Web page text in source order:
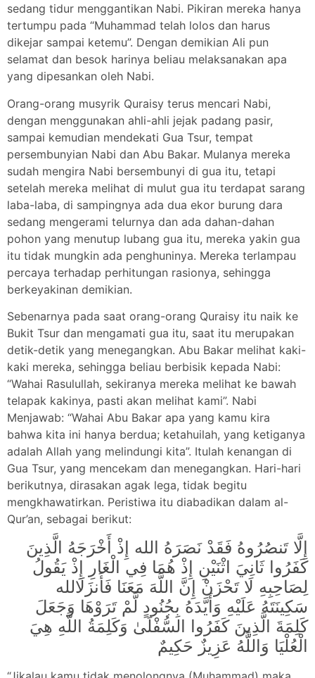
sedang tidur menggantikan Nabi. Pikiran mereka hanya
tertumpu pada “Muhammad telah lolos dan harus
dikejar sampai ketemu”. Dengan demikian Ali pun
selamat dan besok harinya beliau melaksanakan apa
yang dipesankan oleh Nabi.
Orang-orang musyrik Quraisy terus mencari Nabi,
dengan menggunakan ahli-ahli jejak padang pasir,
sampai kemudian mendekati Gua Tsur, tempat
persembunyian Nabi dan Abu Bakar. Mulanya mereka
sudah mengira Nabi bersembunyi di gua itu, tetapi
setelah mereka melihat di mulut gua itu terdapat sarang
laba-laba, di sampingnya ada dua ekor burung dara
sedang mengerami telurnya dan ada dahan-dahan
pohon yang menutup lubang gua itu, mereka yakin gua
itu tidak mungkin ada penghuninya. Mereka terlampau
percaya terhadap perhitungan rasionya, sehingga
berkeyakinan demikian.
Sebenarnya pada saat orang-orang Quraisy itu naik ke
Bukit Tsur dan mengamati gua itu, saat itu merupakan
detik-detik yang menegangkan. Abu Bakar melihat kaki-
kaki mereka, sehingga beliau berbisik kepada Nabi:
“Wahai Rasulullah, sekiranya mereka melihat ke bawah
telapak kakinya, pasti akan melihat kami”. Nabi
Menjawab: “Wahai Abu Bakar apa yang kamu kira
bahwa kita ini hanya berdua; ketahuilah, yang ketiganya
adalah Allah yang melindungi kita”. Itulah kenangan di
Gua Tsur, yang mencekam dan menegangkan. Hari-hari
berikutnya, dirasakan agak lega, tidak begitu
mengkhawatirkan. Peristiwa itu diabadikan dalam al-
Qur’an, sebagai berikut:
إِلَّا تَنصُرُوهُ فَقَدْ نَصَرَهُ الله إِذْ أَخْرَجَهُ الَّذِينَ
كَفَرُوا ثَانِيَ اثْنَيْنِ إِذْ هُمَا فِي الْغَارِ إِذْ يَقُولُ
لِصَاحِبِهِ لَا تَحْزَنْ إِنَّ اللَّهَ مَعَنَا فَأَنزَلَالله
سَكِينَتَهُ عَلَيْهِ وَأَيَّدَهُ بِجُنُودٍ لَّمْ تَرَوْهَا وَجَعَلَ
كَلِمَةَ الَّذِينَ كَفَرُوا السُّفْلَىٰ وَكَلِمَةُ اللَّهِ هِيَ
الْعُلْيَا وَاللَّهُ عَزِيزٌ حَكِيمٌ